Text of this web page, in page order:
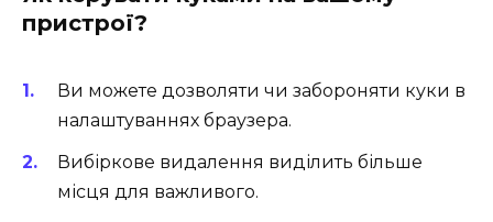
пристрої?
Ви можете дозволяти чи забороняти куки в
налаштуваннях браузера.
Вибіркове видалення виділить більше
місця для важливого.